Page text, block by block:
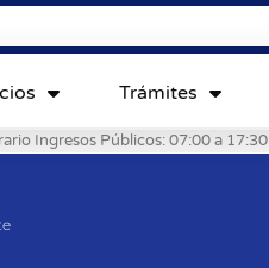
Trámites
Ingresos Públicos: 07:00 a 17:30